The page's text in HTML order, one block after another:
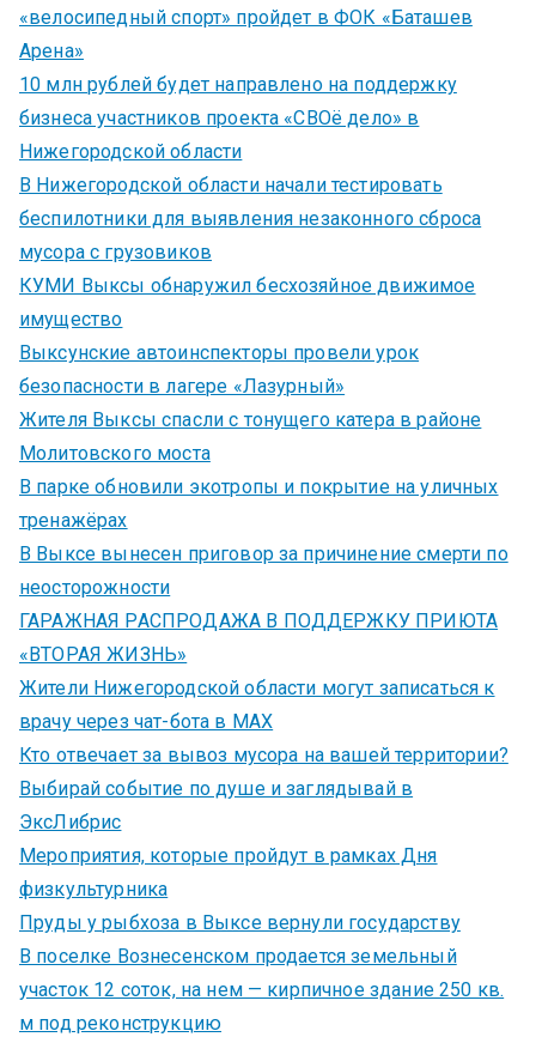
«велосипедный спорт» пройдет в ФОК «Баташев
Арена»
10 млн рублей будет направлено на поддержку
бизнеса участников проекта «СВОё дело» в
Нижегородской области
В Нижегородской области начали тестировать
беспилотники для выявления незаконного сброса
мусора с грузовиков
КУМИ Выксы обнаружил бесхозяйное движимое
имущество
Выксунские автоинспекторы провели урок
безопасности в лагере «Лазурный»
Жителя Выксы спасли с тонущего катера в районе
Молитовского моста
В парке обновили экотропы и покрытие на уличных
тренажёрах
В Выксе вынесен приговор за причинение смерти по
неосторожности
ГАРАЖНАЯ РАСПРОДАЖА В ПОДДЕРЖКУ ПРИЮТА
«ВТОРАЯ ЖИЗНЬ»
Жители Нижегородской области могут записаться к
врачу через чат-бота в MAX
Кто отвечает за вывоз мусора на вашей территории?
Выбирай событие по душе и заглядывай в
ЭксЛибрис
Мероприятия, которые пройдут в рамках Дня
физкультурника
Пруды у рыбхоза в Выксе вернули государству
В поселке Вознесенском продается земельный
участок 12 соток, на нем — кирпичное здание 250 кв.
м под реконструкцию